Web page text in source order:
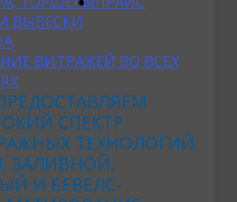
ВЫВЕСКИ
ВИТРАЖЕЙ ВО ВСЕХ
СПЕКТР
ТЕХНОЛОГИЙ:
ЗАЛИВНОЙ,
И БЕВЕЛС-